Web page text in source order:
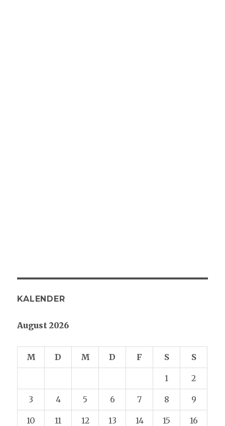
KALENDER
August 2026
M D M D F S S
1 2
3 4 5 6 7 8 9
10 11 12 13 14 15 16